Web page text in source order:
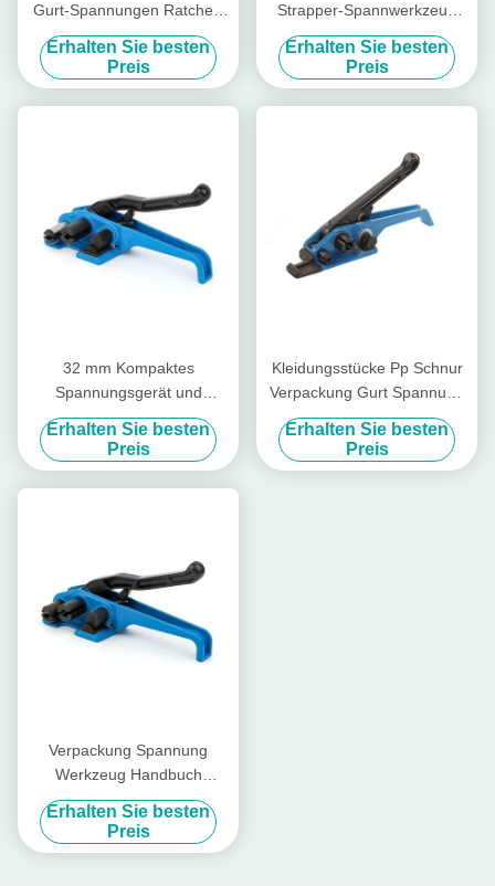
Gurt-Spannungen Ratchet-
Schwerlast-Gurt-
Spannungen
Erhalten Sie besten
Preis
Strapper-Spannwerkzeug
Plastikseile Poly-Strapper-
Werkzeug
Erhalten Sie besten
Preis
32 mm Kompaktes
Spannungsgerät und
Schneidgerät 40 mm
Spannungsgerät
Erhalten Sie besten
Preis
Kleidungsstücke Pp Schnur
Verpackung Gurt Spannung
Enten Nase Rohstoff
Handgurt Spannung
Erhalten Sie besten
Preis
Verpackung Spannung
Werkzeug Handbuch
Kunststoff Polyester Schnur
Spannung Werkzeug
Erhalten Sie besten
Preis